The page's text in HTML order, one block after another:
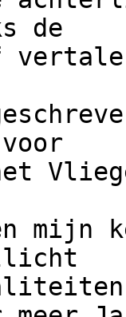
de
mijn